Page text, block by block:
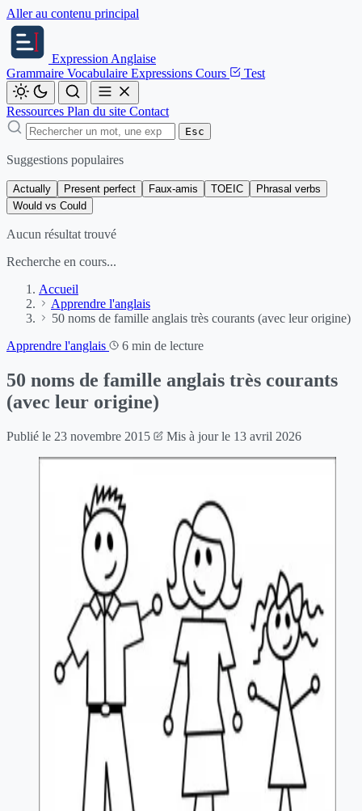
Aller au contenu principal
Expression Anglaise
Grammaire Vocabulaire Expressions Cours Test
Ressources Plan du site Contact
Esc
Suggestions populaires
Actually Present perfect Faux-amis TOEIC
Phrasal verbs
Would vs Could
Aucun résultat trouvé
Recherche en cours...
Accueil
Apprendre l'anglais
50 noms de famille anglais très courants (avec leur origine)
Apprendre l'anglais
6 min de lecture
50 noms de famille anglais très courants
(avec leur origine)
Publié le 23 novembre 2015 Mis à jour le 13 avril 2026